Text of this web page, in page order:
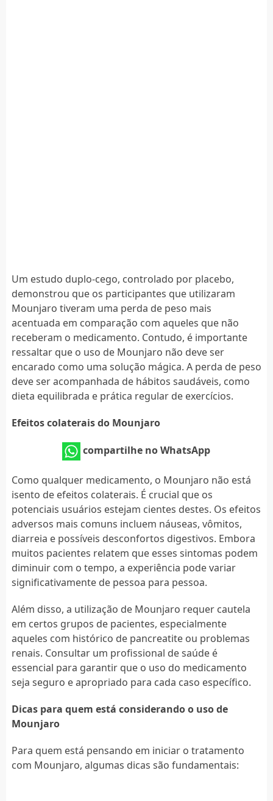
Um estudo duplo-cego, controlado por placebo,
demonstrou que os participantes que utilizaram
Mounjaro tiveram uma perda de peso mais
acentuada em comparação com aqueles que não
receberam o medicamento. Contudo, é importante
ressaltar que o uso de Mounjaro não deve ser
encarado como uma solução mágica. A perda de peso
deve ser acompanhada de hábitos saudáveis, como
dieta equilibrada e prática regular de exercícios.
Efeitos colaterais do Mounjaro
compartilhe no WhatsApp
Como qualquer medicamento, o Mounjaro não está
isento de efeitos colaterais. É crucial que os
potenciais usuários estejam cientes destes. Os efeitos
adversos mais comuns incluem náuseas, vômitos,
diarreia e possíveis desconfortos digestivos. Embora
muitos pacientes relatem que esses sintomas podem
diminuir com o tempo, a experiência pode variar
significativamente de pessoa para pessoa.
Além disso, a utilização de Mounjaro requer cautela
em certos grupos de pacientes, especialmente
aqueles com histórico de pancreatite ou problemas
renais. Consultar um profissional de saúde é
essencial para garantir que o uso do medicamento
seja seguro e apropriado para cada caso específico.
Dicas para quem está considerando o uso de
Mounjaro
Para quem está pensando em iniciar o tratamento
com Mounjaro, algumas dicas são fundamentais: